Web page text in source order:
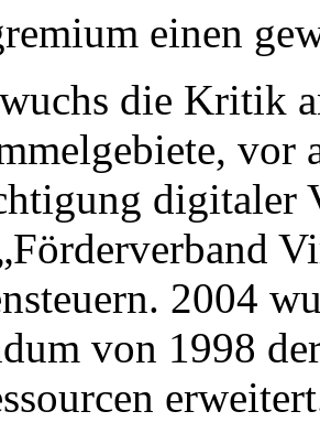
einen
die Kritik
digitaler
2004
von 1998